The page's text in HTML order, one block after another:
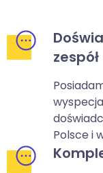
zespół
Polsce i